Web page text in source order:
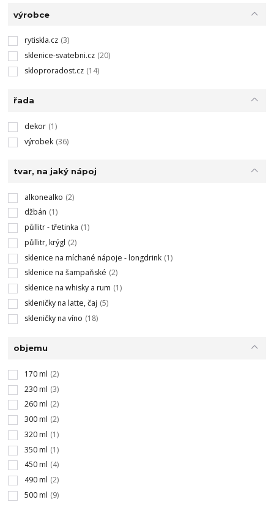
výrobce
rytiskla.cz (3)
sklenice-svatebni.cz (20)
skloproradost.cz (14)
řada
dekor (1)
výrobek (36)
tvar, na jaký nápoj
alkonealko (2)
džbán (1)
půllitr - třetinka (1)
půllitr, krýgl (2)
sklenice na míchané nápoje - longdrink (1)
sklenice na šampaňské (2)
sklenice na whisky a rum (1)
skleničky na latte, čaj (5)
skleničky na víno (18)
objemu
170 ml (2)
230 ml (3)
260 ml (2)
300 ml (2)
320 ml (1)
350 ml (1)
450 ml (4)
490 ml (2)
500 ml (9)